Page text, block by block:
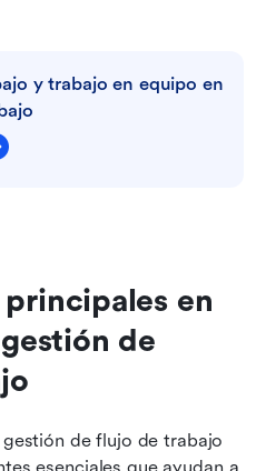
y trabajo en equipo en
en
de
de flujo de trabajo